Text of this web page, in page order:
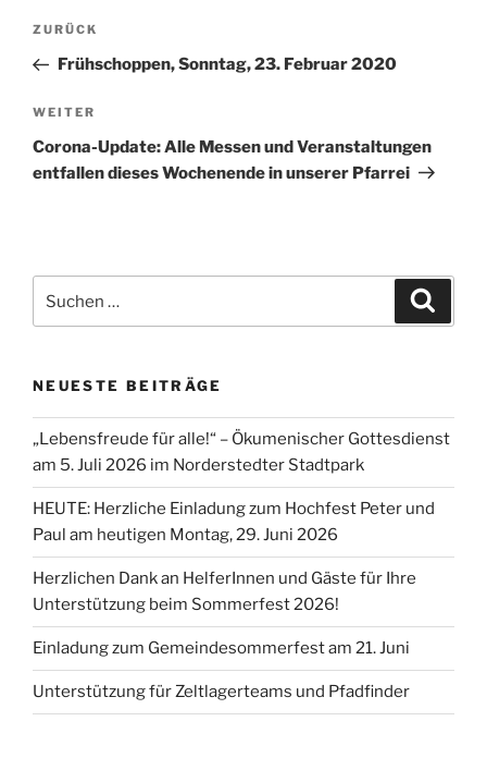
Beitragsnavigation
Vorheriger
Beitrag
ZURÜCK
Frühschoppen, Sonntag, 23. Februar 2020
Nächster
Beitrag
WEITER
Corona-Update: Alle Messen und Veranstaltungen
entfallen dieses Wochenende in unserer Pfarrei
nach:
NEUESTE BEITRÄGE
„Lebensfreude für alle!“ – Ökumenischer Gottesdienst
am 5. Juli 2026 im Norderstedter Stadtpark
HEUTE: Herzliche Einladung zum Hochfest Peter und
Paul am heutigen Montag, 29. Juni 2026
Herzlichen Dank an HelferInnen und Gäste für Ihre
Unterstützung beim Sommerfest 2026!
Einladung zum Gemeindesommerfest am 21. Juni
Unterstützung für Zeltlagerteams und Pfadfinder